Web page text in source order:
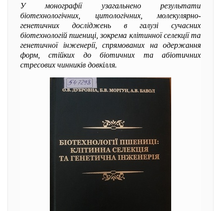
У монографії узагальнено результати
біотехнологічних, цитологічних, молекулярно-
генетичних досліджень в галузі сучасних
біотехнологій пшениці, зокрема клітинної селекції та
генетичної інженерії, спрямованих на одержання
форм, стійких до біотичних та абіотичних
стресових чинників довкілля.